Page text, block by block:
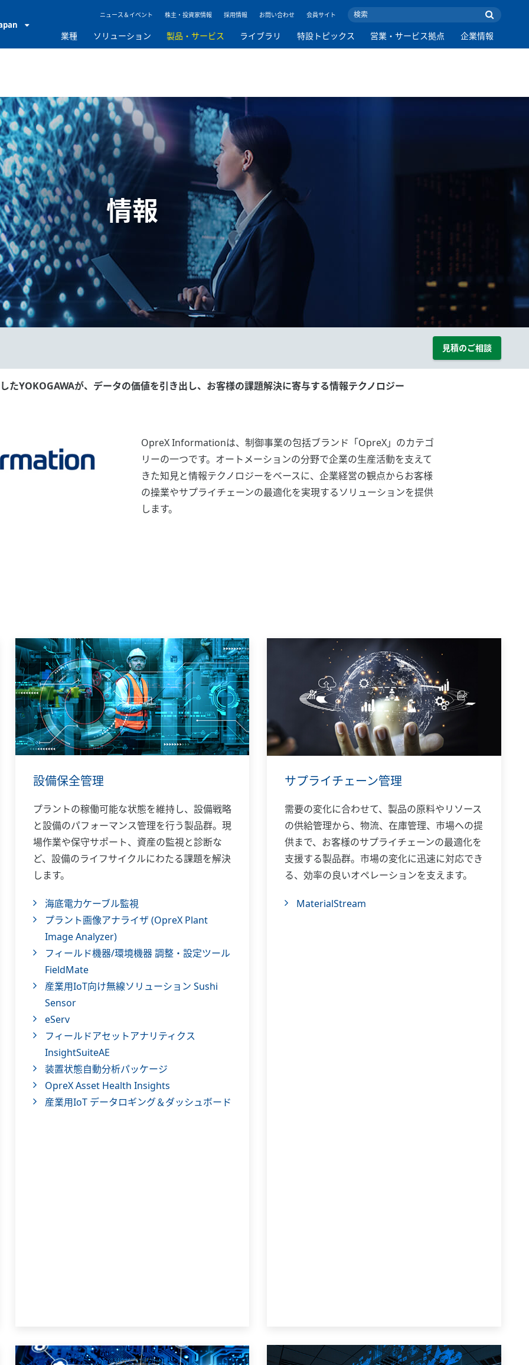
ニュース＆イベント 株主・投資家情報 採用情報 お問い合わせ 会員サイト
業種 ソリューション 製品・サービス ライブラリ 特設トピックス 営業・サービス拠点 企業情報
情報
見積のご相談
YOKOGAWAが、データの価値を引き出し、お客様の課題解決に寄与する情報テクノロジー
OpreX Informationは、制御事業の包括ブランド「OpreX」のカテゴ
リーの一つです。オートメーションの分野で企業の生産活動を支えて
きた知見と情報テクノロジーをベースに、企業経営の観点からお客様
の操業やサプライチェーンの最適化を実現するソリューションを提供
します。
設備保全管理
プラントの稼働可能な状態を維持し、設備戦略
と設備のパフォーマンス管理を行う製品群。現
場作業や保守サポート、資産の監視と診断な
ど、設備のライフサイクルにわたる課題を解決
します。
海底電力ケーブル監視
プラント画像アナライザ (OpreX Plant
Image Analyzer)
フィールド機器/環境機器 調整・設定ツール
FieldMate
産業用IoT向け無線ソリューション Sushi
Sensor
eServ
フィールドアセットアナリティクス
InsightSuiteAE
装置状態自動分析パッケージ
OpreX Asset Health Insights
産業用IoT データロギング＆ダッシュボード
サプライチェーン管理
需要の変化に合わせて、製品の原料やリソース
の供給管理から、物流、在庫管理、市場への提
供まで、お客様のサプライチェーンの最適化を
支援する製品群。市場の変化に迅速に対応でき
る、効率の良いオペレーションを支えます。
MaterialStream